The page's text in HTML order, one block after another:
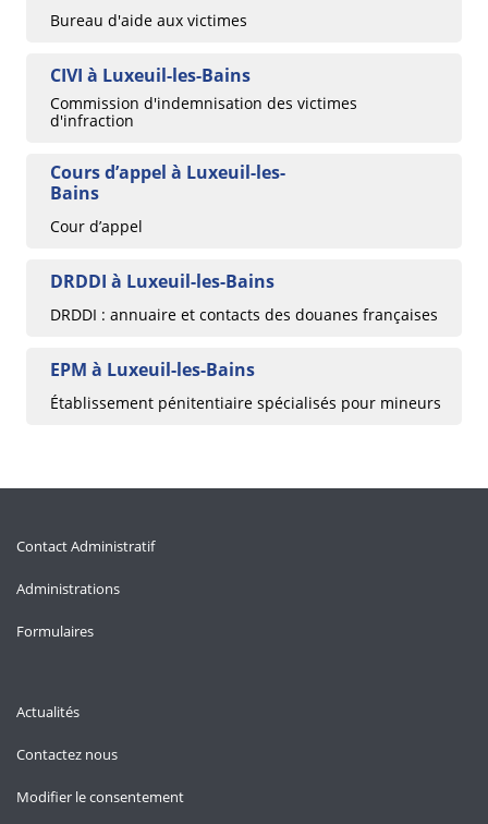
Bureau d'aide aux victimes
CIVI à Luxeuil-les-Bains
Commission d'indemnisation des victimes
d'infraction
Cours d’appel à Luxeuil-les-
Bains
Cour d’appel
DRDDI à Luxeuil-les-Bains
DRDDI : annuaire et contacts des douanes françaises
EPM à Luxeuil-les-Bains
Établissement pénitentiaire spécialisés pour mineurs
Contact Administratif
Administrations
Formulaires
Actualités
Contactez nous
Modifier le consentement